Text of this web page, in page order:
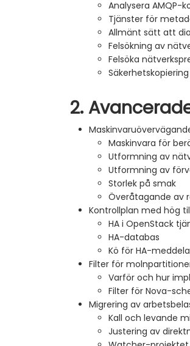
Analysera AMQP-
Tjänster för
Allmänt sätt att
Felsökning av
Felsöka
2.
Maskinvara för
Utformning av
Utformning av
Storlek på smak
Överåtagande av
Kontrollplan med hög
HA i OpenStack
HA-databas
Kö för HA-
Filter för
Varför och hur
Filter för Nova-
Migrering av
Kall och levande
Justering av